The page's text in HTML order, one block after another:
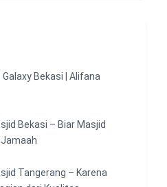
Bekasi | Alifana
Bekasi – Biar Masjid
Tangerang – Karena